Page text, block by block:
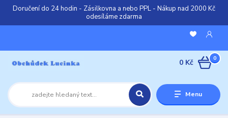
Doručení do 24 hodin - Zásilkovna a nebo PPL - Nákup nad 2000 Kč
odesíláme zdarma
Menu
0
0 Kč